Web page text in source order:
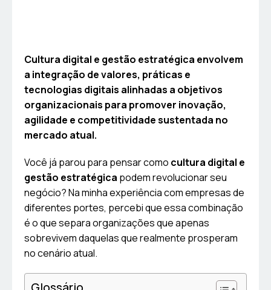
Cultura digital e gestão estratégica envolvem
a integração de valores, práticas e
tecnologias digitais alinhadas a objetivos
organizacionais para promover inovação,
agilidade e competitividade sustentada no
mercado atual.
Você já parou para pensar como cultura digital e
gestão estratégica podem revolucionar seu
negócio? Na minha experiência com empresas de
diferentes portes, percebi que essa combinação
é o que separa organizações que apenas
sobrevivem daquelas que realmente prosperam
no cenário atual.